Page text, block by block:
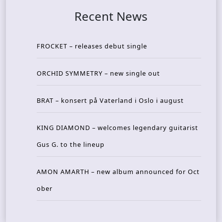
Recent News
FROCKET – releases debut single
ORCHID SYMMETRY – new single out
BRAT – konsert på Vaterland i Oslo i august
KING DIAMOND – welcomes legendary guitarist
Gus G. to the lineup
AMON AMARTH – new album announced for Oct
ober